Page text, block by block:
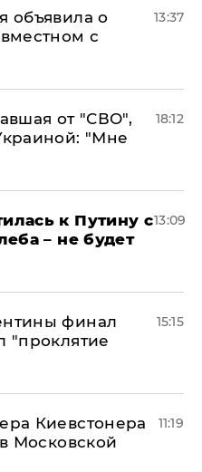
объявила о
с
13:37
от "СВО",
"Мне
18:12
к Путину с
– не будет
13:09
финал
"проклятие
15:15
Киевстонера
Московской
11:19